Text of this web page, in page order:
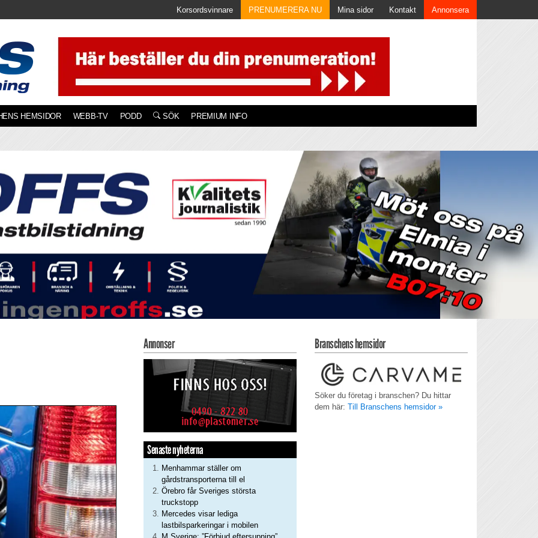
Korsordsvinnare PRENUMERERA NU Mina sidor Kontakt Annonsera
HEMSIDOR WEBB-TV PODD SÖK PREMIUM INFO
Annonser
Senaste nyheterna
Menhammar ställer om
gårdstransporterna till el
Örebro får Sveriges största
truckstopp
Mercedes visar lediga
lastbilsparkeringar i mobilen
Branschens hemsidor
Söker du företag i branschen? Du hittar
dem här: Till Branschens hemsidor »